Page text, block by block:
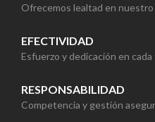
Ofrecemos lealtad en nuestro
EFECTIVIDAD
Esfuerzo y dedicación en cada
RESPONSABILIDAD
Competencia y gestión